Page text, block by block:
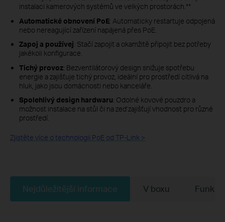
instalaci kamerových systémů ve velkých prostorách.**
Automatické obnovení PoE: Automaticky restartuje odpojená
nebo nereagující zařízení napájená přes PoE.
Zapoj a používej: Stačí zapojit a okamžitě připojit bez potřeby
jakékoli konfigurace.
Tichý provoz: Bezventilátorový design snižuje spotřebu
energie a zajišťuje tichý provoz, ideální pro prostředí citlivá na
hluk, jako jsou domácnosti nebo kanceláře.
Spolehlivý design hardwaru: Odolné kovové pouzdro a
možnost instalace na stůl či na zeď zajišťují vhodnost pro různé
prostředí.
Zjistěte více o technologii PoE od TP-Link >
Nejdůležitější informace V boxu